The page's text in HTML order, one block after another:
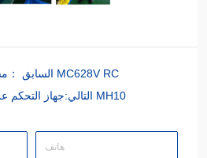
السابق ： مستشعر ارتفاع خليج لمستودع MC628V RC
التالي: جهاز التحكم عن بعد بمستشعر الميكروويف MH10